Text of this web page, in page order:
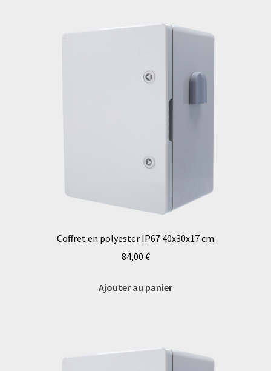
Coffret en polyester IP67 40x30x17 cm
84,00 €
Ajouter au panier